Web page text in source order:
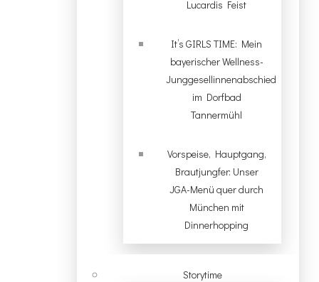
Lucardis Feist
It’s GIRLS TIME: Mein
bayerischer Wellness-
Junggesellinnenabschied
im Dorfbad
Tannermühl
Vorspeise, Hauptgang,
Brautjungfer: Unser
JGA-Menü quer durch
München mit
Dinnerhopping
Storytime